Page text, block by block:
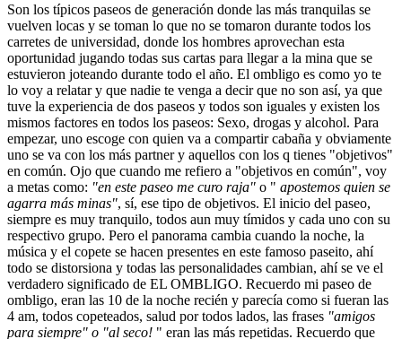
Son los típicos paseos de generación donde las más tranquilas se
vuelven locas y se toman lo que no se tomaron durante todos los
carretes de universidad, donde los hombres aprovechan esta
oportunidad jugando todas sus cartas para llegar a la mina que se
estuvieron joteando durante todo el año. El ombligo es como yo te
lo voy a relatar y que nadie te venga a decir que no son así, ya que
tuve la experiencia de dos paseos y todos son iguales y existen los
mismos factores en todos los paseos: Sexo, drogas y alcohol. Para
empezar, uno escoge con quien va a compartir cabaña y obviamente
uno se va con los más partner y aquellos con los q tienes "objetivos"
en común. Ojo que cuando me refiero a "objetivos en común", voy
a metas como: "en este paseo me curo raja" o " apostemos quien se
agarra más minas", sí, ese tipo de objetivos. El inicio del paseo,
siempre es muy tranquilo, todos aun muy tímidos y cada uno con su
respectivo grupo. Pero el panorama cambia cuando la noche, la
música y el copete se hacen presentes en este famoso paseito, ahí
todo se distorsiona y todas las personalidades cambian, ahí se ve el
verdadero significado de EL OMBLIGO. Recuerdo mi paseo de
ombligo, eran las 10 de la noche recién y parecía como si fueran las
4 am, todos copeteados, salud por todos lados, las frases "amigos
para siempre" o "al seco! " eran las más repetidas. Recuerdo que